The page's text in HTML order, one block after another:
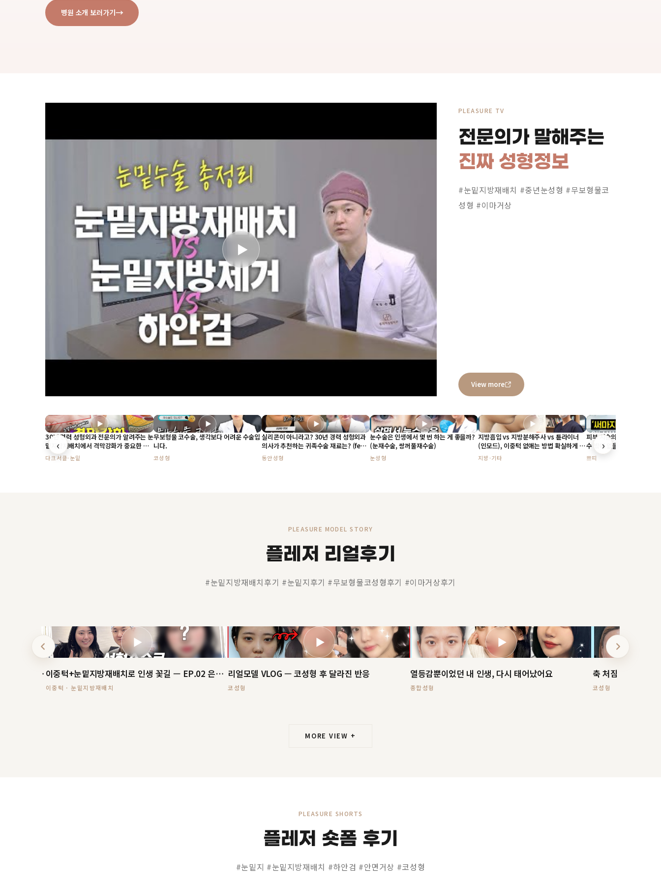
병원 소개 보러가기
PLEASURE TV
전문의가 말해주는
진짜 성형정보
#눈밑지방재배치 #중년눈성형 #무보형물코
성형 #이마거상
View more
▶
‹
▶
30년 경력 성형외과 전문의가 알려주는 눈
밑지방재배치에서 격막강화가 중요한 이
유
다크서클·눈밑
▶
무보형물 코수술, 생각보다 어려운 수술입
니다.
코성형
▶
실리콘이 아니라고? 30년 경력 성형외과
의사가 추천하는 귀족수술 재료는? (feat.
고어텍스)
동안성형
▶
눈수술은 인생에서 몇 번 하는 게 좋을까?
(눈재수술, 쌍꺼풀재수술)
눈성형
▶
지방흡입 vs 지방분해주사 vs 튠라이너
(인모드), 이중턱 없애는 방법 확실하게 알
려드립니다
지방·기타
피부 시술의 교과서 '써마지'
수 밖에 없을까?
쁘띠
›
PLEASURE MODEL STORY
플레저 리얼후기
#눈밑지방재배치후기 #눈밑지후기 #무보형물코성형후기 #이마거상후기
이중턱+눈밑지방재배치로 인생 2막 — 성형극장 EP.01
▶
이중턱+눈밑지방재배치로 인생 꽃길 — EP.02 은지 씨
이중턱 · 눈밑지방재배치
▶
리얼모델 VLOG — 코성형 후 달라진 반응
코성형
▶
열등감뿐이었던 내 인생, 다시 태어났어요
종합성형
축 처짐 화살코 —
코성형
MORE VIEW +
PLEASURE SHORTS
플레저 숏폼 후기
#눈밑지 #눈밑지방재배치 #하안검 #안면거상 #코성형